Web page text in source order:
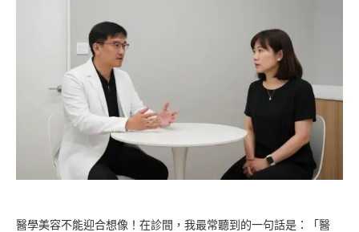
醫學美容不能迎合想像！在診間，我最常聽到的一句話是：「醫